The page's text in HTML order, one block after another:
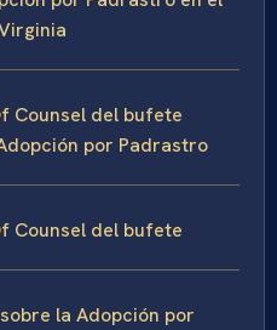
Counsel del bufete
por Padrastro
Counsel del bufete
la Adopción por